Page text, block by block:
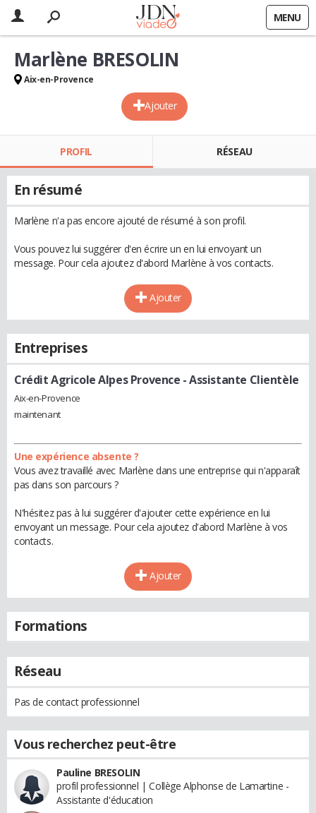
MENU
Ajouter
Marlène BRESOLIN
Aix-en-Provence
PROFIL RÉSEAU
En résumé
Marlène n'a pas encore ajouté de résumé à son profil.
Vous pouvez lui suggérer d'en écrire un en lui envoyant un
message. Pour cela ajoutez d'abord Marlène à vos contacts.
Ajouter
Entreprises
Crédit Agricole Alpes Provence - Assistante Clientèle
Aix-en-Provence
maintenant
Une expérience absente ?
Vous avez travaillé avec Marlène dans une entreprise qui n'apparaît
pas dans son parcours ?
N'hésitez pas à lui suggérer d'ajouter cette expérience en lui
envoyant un message. Pour cela ajoutez d'abord Marlène à vos
contacts.
Ajouter
Formations
Réseau
Pas de contact professionnel
Vous recherchez peut-être
Pauline BRESOLIN
profil professionnel | Collège Alphonse de Lamartine -
Assistante d'éducation